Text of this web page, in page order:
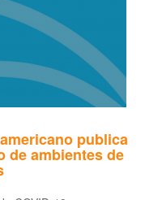
publica
de ambientes de